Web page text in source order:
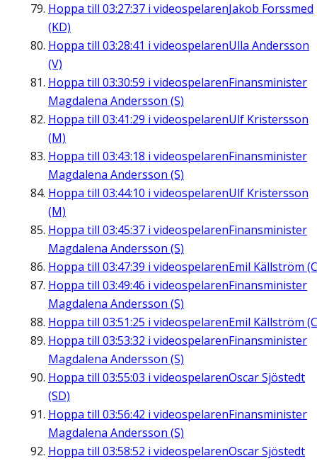
Hoppa till 03:27:37 i videospelarenJakob Forssmed
(KD)
Hoppa till 03:28:41 i videospelarenUlla Andersson
(V)
Hoppa till 03:30:59 i videospelarenFinansminister
Magdalena Andersson (S)
Hoppa till 03:41:29 i videospelarenUlf Kristersson
(M)
Hoppa till 03:43:18 i videospelarenFinansminister
Magdalena Andersson (S)
Hoppa till 03:44:10 i videospelarenUlf Kristersson
(M)
Hoppa till 03:45:37 i videospelarenFinansminister
Magdalena Andersson (S)
Hoppa till 03:47:39 i videospelarenEmil Källström
Hoppa till 03:49:46 i videospelarenFinansminister
Magdalena Andersson (S)
Hoppa till 03:51:25 i videospelarenEmil Källström
Hoppa till 03:53:32 i videospelarenFinansminister
Magdalena Andersson (S)
Hoppa till 03:55:03 i videospelarenOscar Sjöstedt
(SD)
Hoppa till 03:56:42 i videospelarenFinansminister
Magdalena Andersson (S)
Hoppa till 03:58:52 i videospelarenOscar Sjöstedt